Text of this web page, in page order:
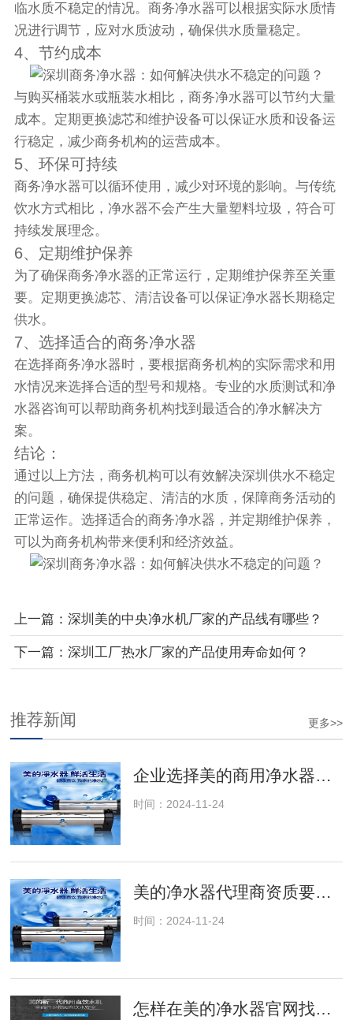
临水质不稳定的情况。商务净水器可以根据实际水质情
况进行调节，应对水质波动，确保供水质量稳定。
4、节约成本
与购买桶装水或瓶装水相比，商务净水器可以节约大量
成本。定期更换滤芯和维护设备可以保证水质和设备运
行稳定，减少商务机构的运营成本。
5、环保可持续
商务净水器可以循环使用，减少对环境的影响。与传统
饮水方式相比，净水器不会产生大量塑料垃圾，符合可
持续发展理念。
6、定期维护保养
为了确保商务净水器的正常运行，定期维护保养至关重
要。定期更换滤芯、清洁设备可以保证净水器长期稳定
供水。
7、选择适合的商务净水器
在选择商务净水器时，要根据商务机构的实际需求和用
水情况来选择合适的型号和规格。专业的水质测试和净
水器咨询可以帮助商务机构找到最适合的净水解决方
案。
结论：
通过以上方法，商务机构可以有效解决深圳供水不稳定
的问题，确保提供稳定、清洁的水质，保障商务活动的
正常运作。选择适合的商务净水器，并定期维护保养，
可以为商务机构带来便利和经济效益。
上一篇： 深圳美的中央净水机厂家的产品线有哪些？
下一篇： 深圳工厂热水厂家的产品使用寿命如何？
更多>>
推荐新闻
时间：2024-11-24
美的净水器代理商资质要求及审核流程
时间：2024-11-24